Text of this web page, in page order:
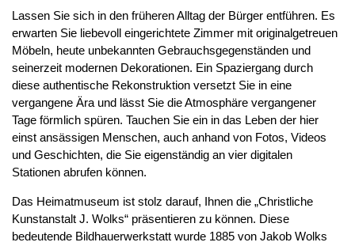
Lassen Sie sich in den früheren Alltag der Bürger entführen. Es
erwarten Sie liebevoll eingerichtete Zimmer mit originalgetreuen
Möbeln, heute unbekannten Gebrauchsgegenständen und
seinerzeit modernen Dekorationen. Ein Spaziergang durch
diese authentische Rekonstruktion versetzt Sie in eine
vergangene Ära und lässt Sie die Atmosphäre vergangener
Tage förmlich spüren. Tauchen Sie ein in das Leben der hier
einst ansässigen Menschen, auch anhand von Fotos, Videos
und Geschichten, die Sie eigenständig an vier digitalen
Stationen abrufen können.
Das Heimatmuseum ist stolz darauf, Ihnen die „Christliche
Kunstanstalt J. Wolks“ präsentieren zu können. Diese
bedeutende Bildhauerwerkstatt wurde 1885 von Jakob Wolks